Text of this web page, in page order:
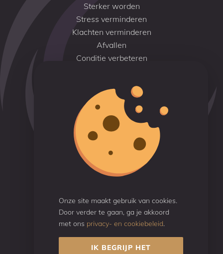
Onze site maakt gebruik van cookies.
Door verder te gaan, ga je akkoord
met ons privacy- en cookiebeleid.
IK BEGRIJP HET
Sterker worden
Stress verminderen
Klachten verminderen
Afvallen
Conditie verbeteren
Hoofdlocatie
Savornin Lohmanstraat 9
6004 AM Weert
+31 (0)6 46 308 424 (Jean-Paul)
info@pranatotalvitality.nl
Reviews
Gebaseerd op 50 reviews